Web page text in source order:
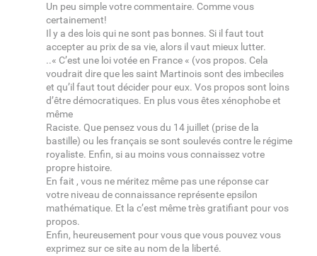
Un peu simple votre commentaire. Comme vous
certainement!
Il y a des lois qui ne sont pas bonnes. Si il faut tout
accepter au prix de sa vie, alors il vaut mieux lutter.
..« C’est une loi votée en France « (vos propos. Cela
voudrait dire que les saint Martinois sont des imbeciles
et qu’il faut tout décider pour eux. Vos propos sont loins
d’être démocratiques. En plus vous êtes xénophobe et
même
Raciste. Que pensez vous du 14 juillet (prise de la
bastille) ou les français se sont soulevés contre le régime
royaliste. Enfin, si au moins vous connaissez votre
propre histoire.
En fait , vous ne méritez même pas une réponse car
votre niveau de connaissance représente epsilon
mathématique. Et la c’est même très gratifiant pour vos
propos.
Enfin, heureusement pour vous que vous pouvez vous
exprimez sur ce site au nom de la liberté.